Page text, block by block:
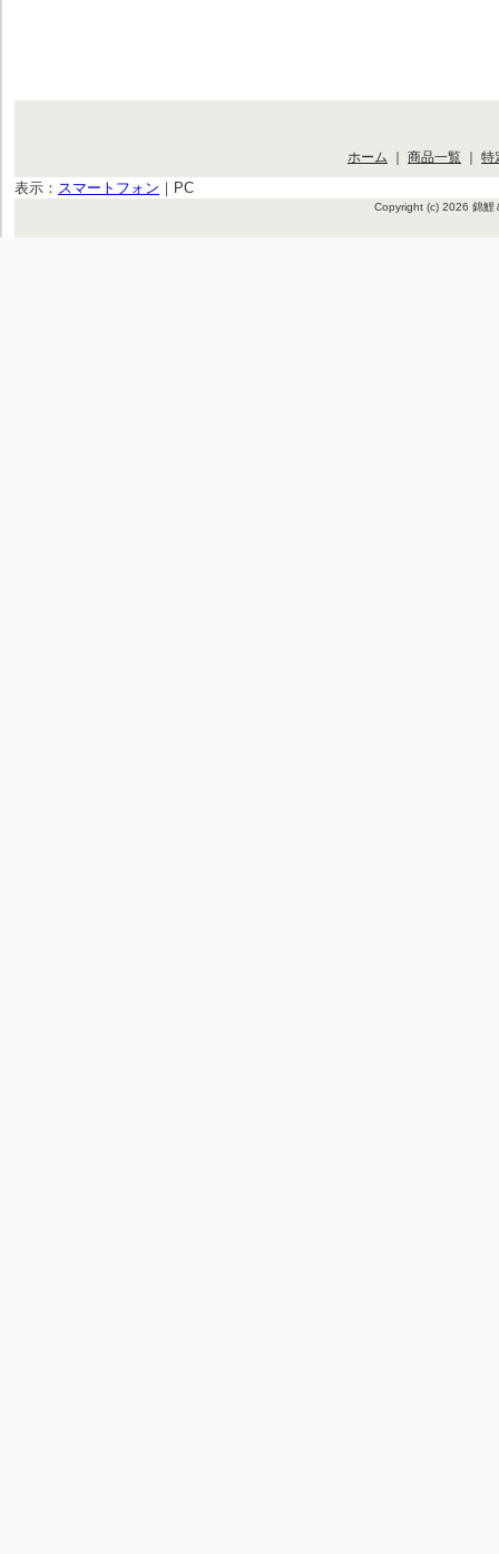
ホーム ｜ 商品一覧 ｜ 特
表示： スマートフォン ｜ PC
Copyright (c) 2026 錦鯉